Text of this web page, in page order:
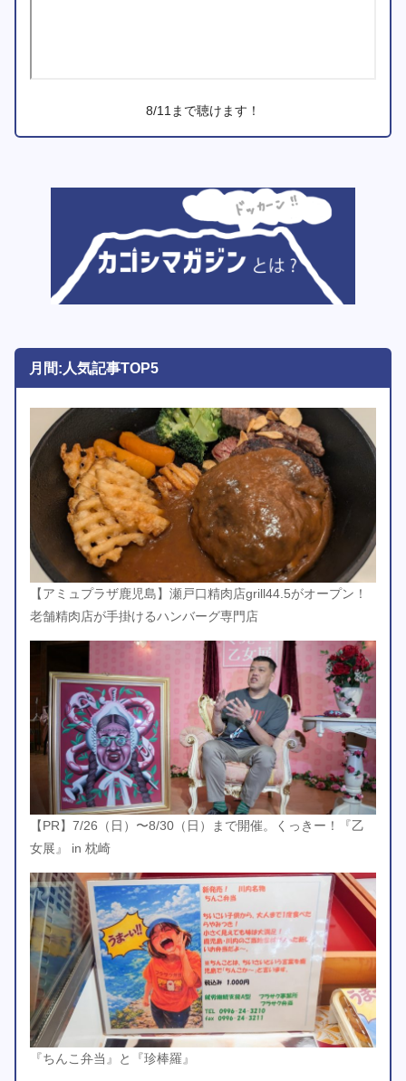
8/11まで聴けます！
月間:人気記事TOP5
【アミュプラザ鹿児島】瀬戸口精肉店grill44.5がオープン！
老舗精肉店が手掛けるハンバーグ専門店
【PR】7/26（日）〜8/30（日）まで開催。くっきー！『乙
女展』 in 枕崎
『ちんこ弁当』と『珍棒羅』